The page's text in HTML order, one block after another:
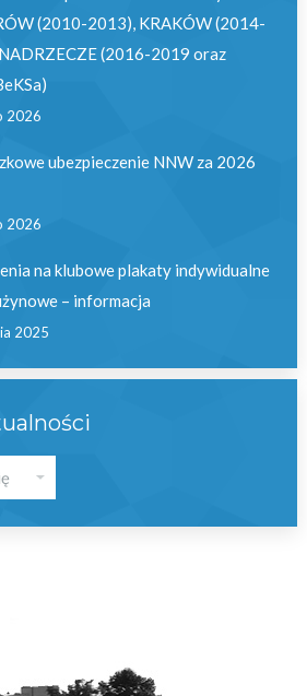
(2010-2013), KRAKÓW (2014-
(2016-2019 oraz
2026
ubezpieczenie NNW za 2026
2026
na klubowe plakaty indywidualne
– informacja
2025